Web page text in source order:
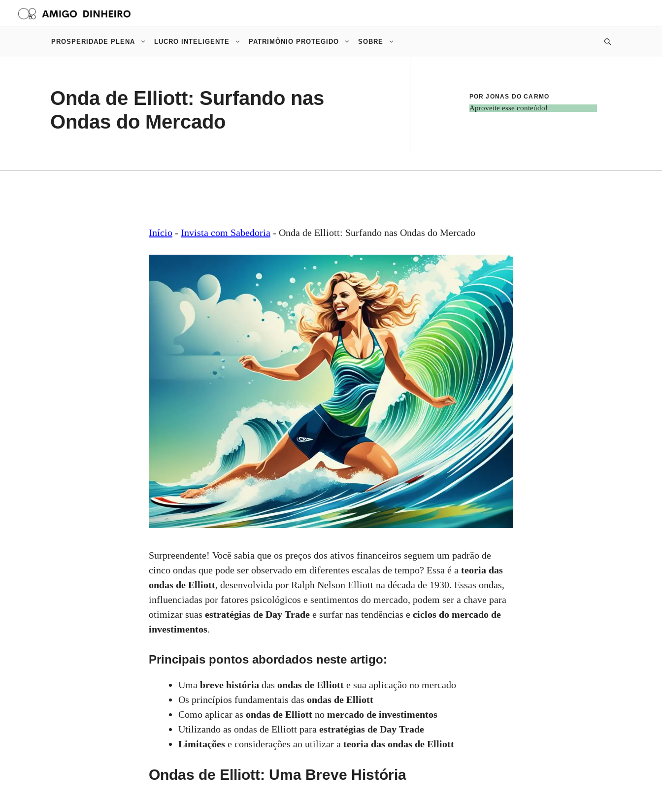
Pular
PROSPERIDADE PLENA LUCRO INTELIGENTE PATRIMÔNIO PROTEGIDO SOBRE
Onda de Elliott: Surfando nas
Ondas do Mercado
POR JONAS DO CARMO
Aproveite esse conteúdo!
Início - Invista com Sabedoria - Onda de Elliott: Surfando nas Ondas do Mercado
Surpreendente! Você sabia que os preços dos ativos financeiros seguem um padrão de
cinco ondas que pode ser observado em diferentes escalas de tempo? Essa é a teoria das
ondas de Elliott, desenvolvida por Ralph Nelson Elliott na década de 1930. Essas ondas,
influenciadas por fatores psicológicos e sentimentos do mercado, podem ser a chave para
otimizar suas estratégias de Day Trade e surfar nas tendências e ciclos do mercado de
investimentos.
Principais pontos abordados neste artigo:
Uma breve história das ondas de Elliott e sua aplicação no mercado
Os princípios fundamentais das ondas de Elliott
Como aplicar as ondas de Elliott no mercado de investimentos
Utilizando as ondas de Elliott para estratégias de Day Trade
Limitações e considerações ao utilizar a teoria das ondas de Elliott
Ondas de Elliott: Uma Breve História